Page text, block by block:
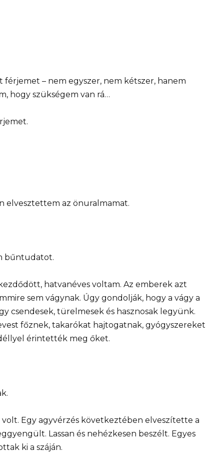
– nem egyszer, nem kétszer, hanem
hogy szükségem van rá…
elvesztettem az önuralmamat.
bűntudatot.
hatvanéves voltam. Az emberek azt
sem vágynak. Úgy gondolják, hogy a vágy a
csendesek, türelmesek és hasznosak legyünk.
főznek, takarókat hajtogatnak, gyógyszereket
érintették meg őket.
Egy agyvérzés következtében elveszítette a
Lassan és nehézkesen beszélt. Egyes
ki a száján.